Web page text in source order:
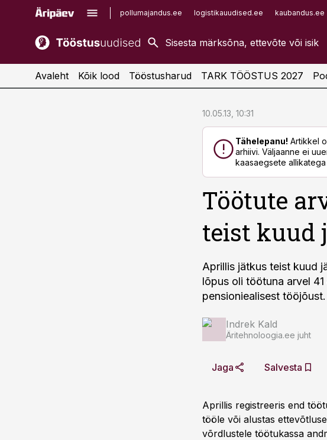
pollumajandus.ee logistikauudised.ee kaubandus.ee
kaubandus.ee
kinnisvarauudised.ee
imelineajalugu.ee
Infopank
Avaleht Kõik lood Tööstusharud TARK TÖÖSTUS 2027
10.05.13, 10:31
Tähelepanu! Artikkel
arhiivi. Väljaanne ei
kaasaegsete allikatega
Töötute
teist kuud
Aprillis jätkus teist kuud
lõpus oli töötuna arvel
pensioniealisest tööjõust.
Indrek Kald
Äritehnoloogia.ee juht
Jaga Salvesta
Aprillis registreeris end
tööle või alustas
võrdlustele töötukassa